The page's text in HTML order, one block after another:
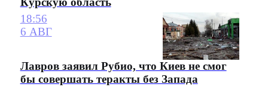
18:56
6 АВГ
Лавров заявил Рубио, что Киев не смог
бы совершать теракты без Запада